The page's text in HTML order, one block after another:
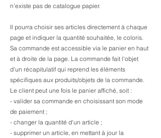
n'existe pas de catalogue papier.
Il pourra choisir ses articles directement à chaque
page et indiquer la quantité souhaitée, le coloris.
Sa commande est accessible via le panier en haut
et à droite de la page. La commande fait l'objet
d'un récapitulatif qui reprend les éléments
spécifiques aux produits/objets de la commande.
Le client peut une fois le panier affiché, soit :
- valider sa commande en choisissant son mode
de paiement ;
- changer la quantité d'un article ;
- supprimer un article, en mettant à jour la